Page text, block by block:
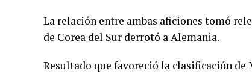
La relación entre ambas aficiones tomó
de Corea del Sur derrotó a Alemania.
Resultado que favoreció la clasificación